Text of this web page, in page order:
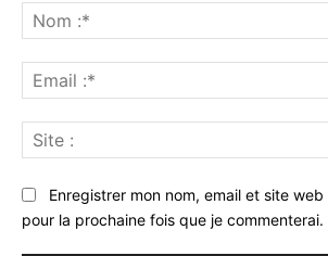
Enregistrer mon nom, email et site
pour la prochaine fois que je commenterai.